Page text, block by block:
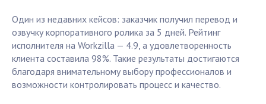
Один из недавних кейсов: заказчик получил перевод и
озвучку корпоративного ролика за 5 дней. Рейтинг
исполнителя на Workzilla — 4.9, а удовлетворенность
клиента составила 98%. Такие результаты достигаются
благодаря внимательному выбору профессионалов и
возможности контролировать процесс и качество.